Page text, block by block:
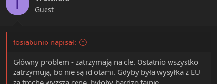
T Guest
tosiabunio napisał:
Główny problem - zatrzymają na cle. Ostatnio wszystko
zatrzymują, bo nie są idiotami. Gdyby była wysyłka z EU
za trochę wyższą cenę, byłoby bardzo fajnie.